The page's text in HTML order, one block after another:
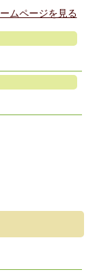
ムページを見る